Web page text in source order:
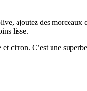
ajoutez des morceaux
lisse.
citron. C’est une